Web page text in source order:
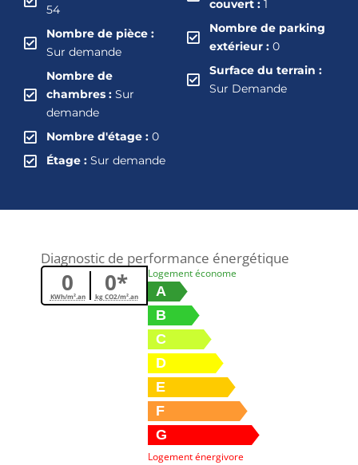
54
Nombre de pièce :
Sur demande
Nombre de
chambres : Sur
demande
Nombre d'étage : 0
Étage : Sur demande
couvert : 1
Nombre de parking
extérieur : 0
Surface du terrain :
Sur Demande
Diagnostic de performance énergétique
0
KWh/m².an 0*
kg CO2/m².an
Logement économe
A
B
C
D
E
F
G
Logement énergivore